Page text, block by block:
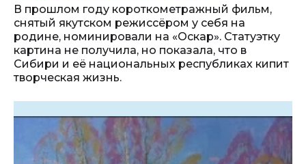
В прошлом году короткометражный фильм,
снятый якутском режиссёром у себя на
родине, номинировали на «Оскар». Статуэтку
картина не получила, но показала, что в
Сибири и её национальных республиках кипит
творческая жизнь.